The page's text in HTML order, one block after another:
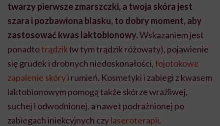
twarzy pierwsze zmarszczki, a twoja skóra jest
szara i pozbawiona blasku, to dobry moment, aby
zastosować kwas laktobionowy.Wskazaniem jest
ponadtotrądzik (w tym trądzik różowaty), pojawienie
się grudek i drobnych niedoskonałości,łojotokowe
zapalenie skóryi rumień. Kosmetyki i zabiegi z kwasem
laktobionowym pomogą także skórze wrażliwej,
suchej i odwodnionej, a nawet podrażnionej po
zabiegach iniekcyjnych czylaseroterapii.